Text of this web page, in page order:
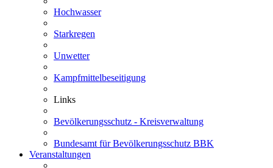
Hochwasser
Starkregen
Unwetter
Kampfmittelbeseitigung
Links
Bevölkerungsschutz - Kreisverwaltung
Bundesamt für Bevölkerungsschutz BBK
Veranstaltungen